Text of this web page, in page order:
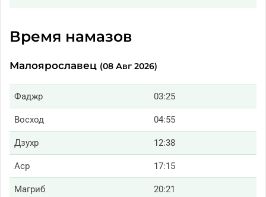
Время намазов
Малоярославец (08 Авг 2026)
Фаджр 03:25
Восход 04:55
Дзухр 12:38
Аср 17:15
Магриб 20:21